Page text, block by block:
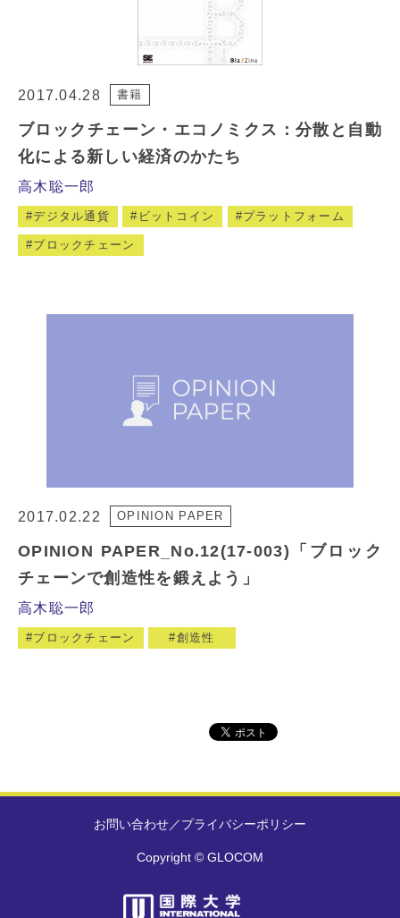
2017.04.28 書籍
ブロックチェーン・エコノミクス：分散と自動
化による新しい経済のかたち
高木聡一郎
デジタル通貨 ビットコイン プラットフォーム
ブロックチェーン
2017.02.22 OPINION PAPER
OPINION PAPER_No.12(17-003)「ブロック
チェーンで創造性を鍛えよう」
高木聡一郎
ブロックチェーン 創造性
お問い合わせ／プライバシーポリシー
Copyright © GLOCOM